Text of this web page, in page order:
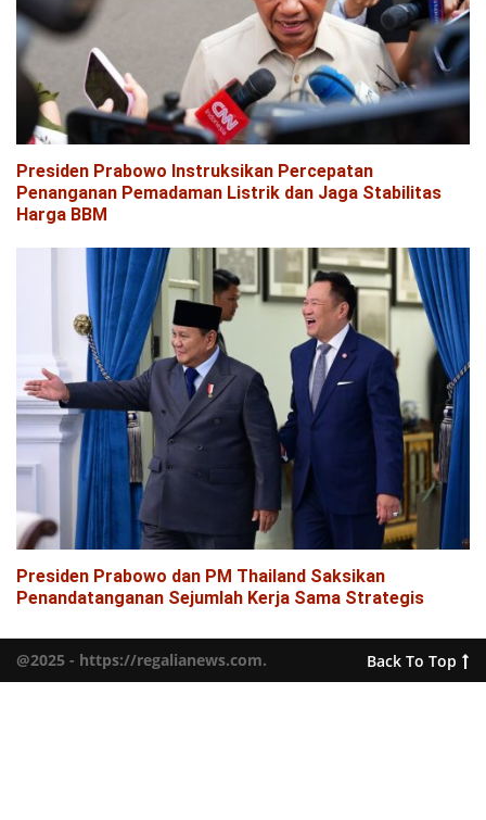
Presiden Prabowo Instruksikan Percepatan
Penanganan Pemadaman Listrik dan Jaga Stabilitas
Harga BBM
Presiden Prabowo dan PM Thailand Saksikan
Penandatanganan Sejumlah Kerja Sama Strategis
@2025 - https://regalianews.com. Back To Top